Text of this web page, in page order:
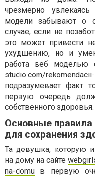
чрезмерно увлекаясь
модели забывают о
случае, если не
это может привести
ухудшению, но и
работа веб моделью
studio.com/
подразумевает факт
первую очередь
собственного здоровья.
Основные
для сохранения
Та девушка, которую
на дому на сайте
na-domu в первую